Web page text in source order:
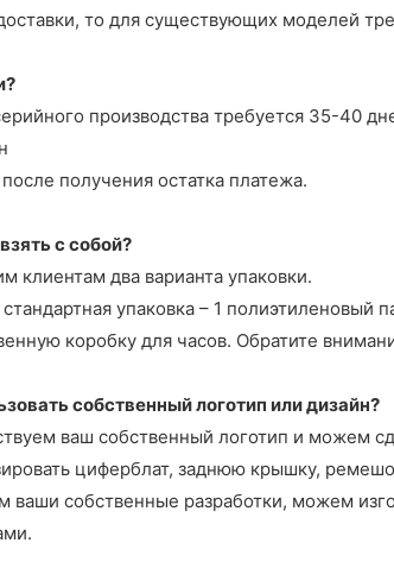
то для существующих моделей
производства требуется 35-40
получения остатка платежа.
с собой?
клиентам два варианта упаковки.
упаковка – 1 полиэтиленовый
коробку для часов. Обратите
собственный логотип или дизайн?
ваш собственный логотип и можем
циферблат, заднюю крышку,
собственные разработки, можем